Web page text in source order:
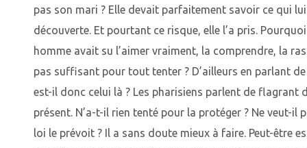
pas son mari ? Elle devait parfaitement savoir ce qui
découverte. Et pourtant ce risque, elle l’a pris.
homme avait su l’aimer vraiment, la comprendre, la
pas suffisant pour tout tenter ? D’ailleurs en parlant
est-il donc celui là ? Les pharisiens parlent de flagrant
présent. N’a-t-il rien tenté pour la protéger ? Ne veut-il
loi le prévoit ? Il a sans doute mieux à faire. Peut-être